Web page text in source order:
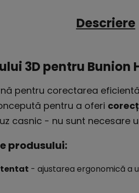
Descriere
3D pentru Bunion
pentru corectarea
pentru a oferi
casnic - nu sunt necesare
produsului:
- ajustarea ergonomică a